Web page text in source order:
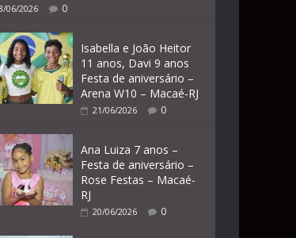
06/2026 0
Isabella e João Heitor
11 anos, Davi 9 anos
Festa de aniversário –
Arena W10 – Macaé-RJ
21/06/2026 0
Ana Luiza 7 anos –
Festa de aniversário –
Rose Festas – Macaé-
RJ
20/06/2026 0